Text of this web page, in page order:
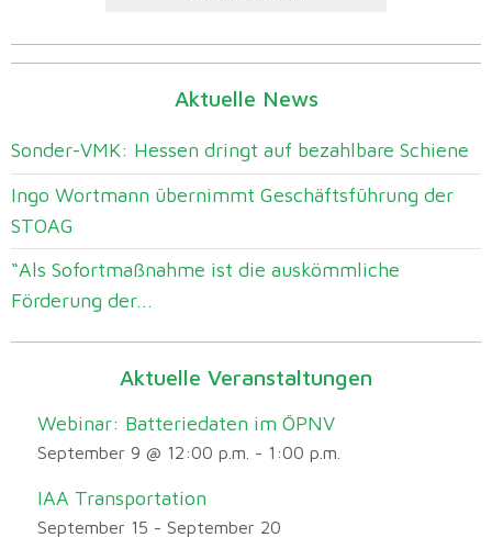
Aktuelle News
Sonder-VMK: Hessen dringt auf bezahlbare Schiene
Ingo Wortmann übernimmt Geschäftsführung der
STOAG
“Als Sofortmaßnahme ist die auskömmliche
Förderung der...
Aktuelle Veranstaltungen
Webinar: Batteriedaten im ÖPNV
September 9 @ 12:00 p.m. - 1:00 p.m.
IAA Transportation
September 15 - September 20